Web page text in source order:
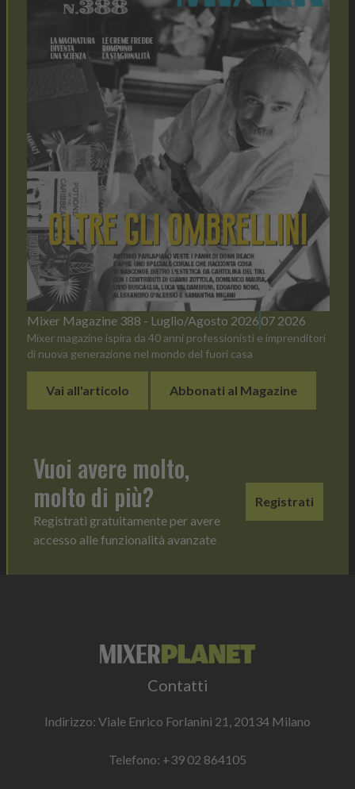
Mixer Magazine 388 - Luglio/Agosto 2026 07 2026
Mixer magazine ispira da 40 anni professionisti e imprenditori
di nuova generazione nel mondo del fuori casa
Vai all'articolo Abbonati al Magazine
Vuoi avere molto,
molto di più?
Registrati gratuitamente per avere
accesso alle funzionalità avanzate
Registrati
Contatti
Indirizzo: Viale Enrico Forlanini 21, 20134 Milano
Telefono: +39 02 864105